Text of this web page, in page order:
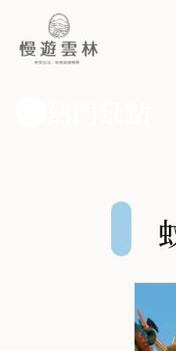
蚊港鎮安府
漁村三千歲，四年一科迎客